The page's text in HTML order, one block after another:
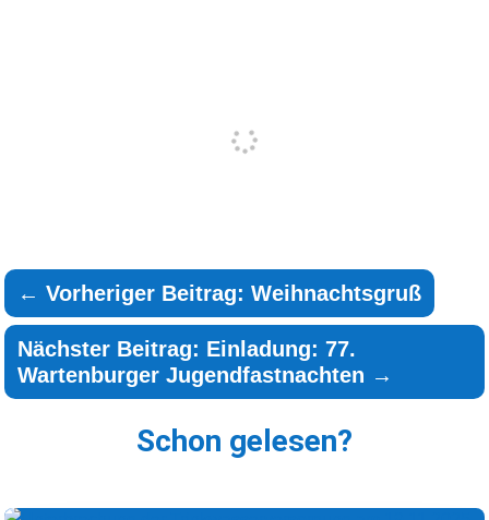
←Vorheriger Beitrag: Weihnachtsgruß
Nächster Beitrag: Einladung: 77.
Wartenburger Jugendfastnachten →
Schon gelesen?